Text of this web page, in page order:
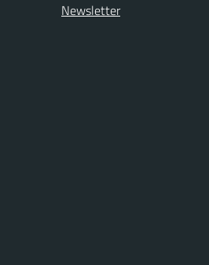
Newsletter